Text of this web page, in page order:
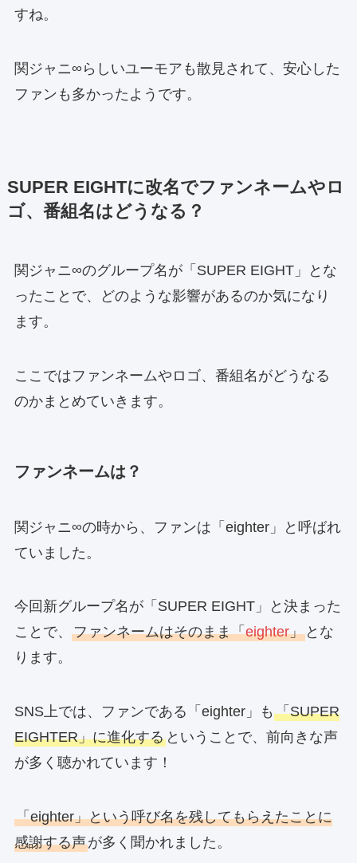
すね。
関ジャニ∞らしいユーモアも散見されて、安心した
ファンも多かったようです。
SUPER EIGHTに改名でファンネームやロ
ゴ、番組名はどうなる？
関ジャニ∞のグループ名が「SUPER EIGHT」とな
ったことで、どのような影響があるのか気になり
ます。
ここではファンネームやロゴ、番組名がどうなる
のかまとめていきます。
ファンネームは？
関ジャニ∞の時から、ファンは「eighter」と呼ばれ
ていました。
今回新グループ名が「SUPER EIGHT」と決まった
ことで、 ファンネームはそのまま「eighter」とな
ります。
SNS上では、ファンである「eighter」も 「SUPER
EIGHTER」に進化するということで、前向きな声
が多く聴かれています！
「eighter」という呼び名を残してもらえたことに
感謝する声が多く聞かれました。